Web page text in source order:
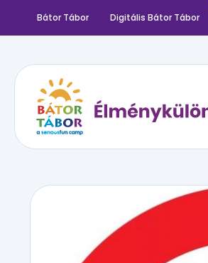
Bátor Tábor Digitális Bátor Tábor